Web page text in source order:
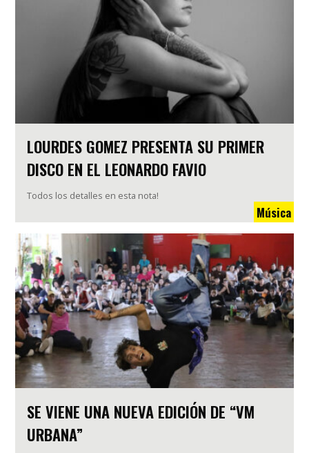
LOURDES GOMEZ PRESENTA SU PRIMER
DISCO EN EL LEONARDO FAVIO
Todos los detalles en esta nota!
Música
SE VIENE UNA NUEVA EDICIÓN DE “VM
URBANA”